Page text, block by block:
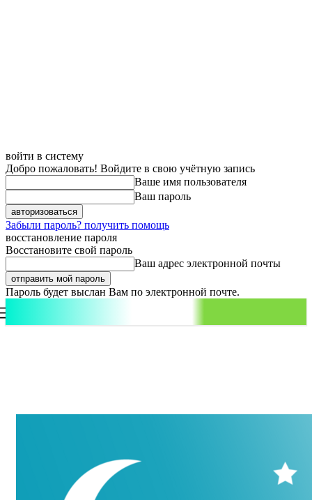
войти в систему
Добро пожаловать! Войдите в свою учётную запись
Ваше имя пользователя
Ваш пароль
Забыли пароль? получить помощь
восстановление пароля
Восстановите свой пароль
Ваш адрес электронной почты
Пароль будет выслан Вам по электронной почте.